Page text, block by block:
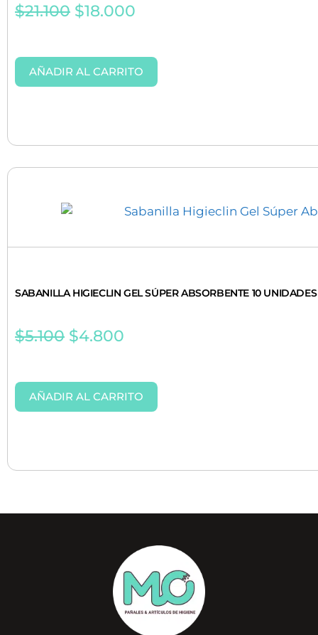
$21.100 $18.000
AÑADIR AL CARRITO
SABANILLA HIGIECLIN GEL SÚPER ABSORBENTE 10 UNIDADES
$5.100 $4.800
AÑADIR AL CARRITO